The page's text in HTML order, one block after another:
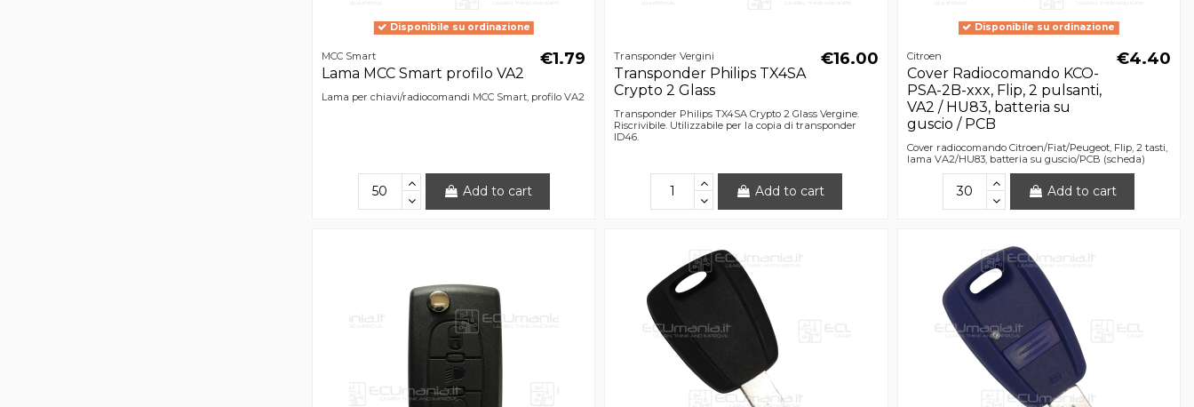
Disponibile su ordinazione
MCC Smart
Lama MCC Smart profilo VA2
€1.79
Lama per chiavi/radiocomandi MCC Smart, profilo VA2
Add to cart
Transponder Vergini
Transponder Philips TX4SA
Crypto 2 Glass
€16.00
Transponder Philips TX4SA Crypto 2 Glass Vergine.
Riscrivibile. Utilizzabile per la copia di transponder
ID46.
Add to cart
Disponibile su ordinazione
Citroen
Cover Radiocomando KCO-
PSA-2B-xxx, Flip, 2 pulsanti,
VA2 / HU83, batteria su
guscio / PCB
€4.40
Cover radiocomando Citroen/Fiat/Peugeot, Flip, 2 tasti,
lama VA2/HU83, batteria su guscio/PCB (scheda)
Add to cart